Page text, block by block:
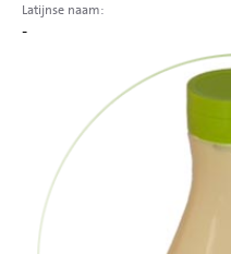
Latijnse naam:
-